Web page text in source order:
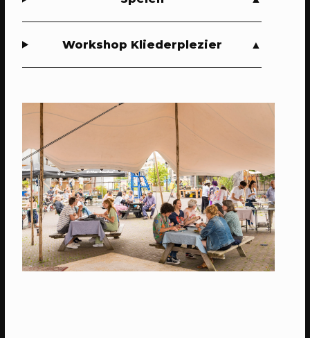
03/11/2023 EVENT
Workshop Kliederplezier